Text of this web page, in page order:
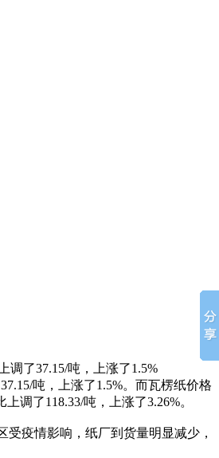
调了37.15/吨，上涨了1.5%
吨，上涨了1.5%。而瓦楞纸价格
调了118.33/吨，上涨了3.26%。
疫情影响，纸厂到货量明显减少，